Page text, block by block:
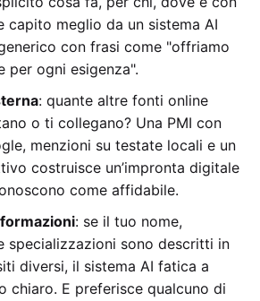
capito meglio da un sistema AI
con frasi come "offriamo
per ogni esigenza".
: quante altre fonti online
o ti collegano? Una PMI con
menzioni su testate locali e un
costruisce un’impronta digitale
come affidabile.
: se il tuo nome,
specializzazioni sono descritti in
diversi, il sistema AI fatica a
chiaro. E preferisce qualcuno di